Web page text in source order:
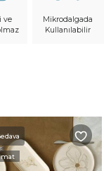
ve
Mikrodalgada
Kullanılabilir